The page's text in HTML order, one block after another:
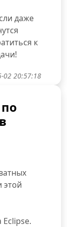
даже
к
02 20:57:18
этой